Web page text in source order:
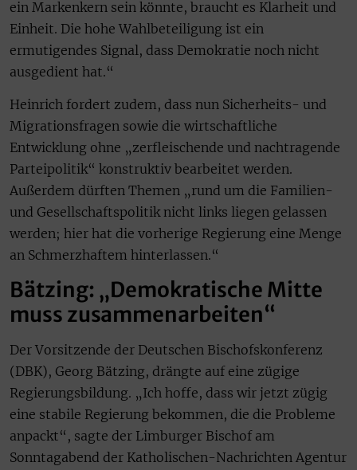
ein Markenkern sein könnte, braucht es Klarheit und
Einheit. Die hohe Wahlbeteiligung ist ein
ermutigendes Signal, dass Demokratie noch nicht
ausgedient hat.“
Heinrich fordert zudem, dass nun Sicherheits- und
Migrationsfragen sowie die wirtschaftliche
Entwicklung ohne „zerfleischende und nachtragende
Parteipolitik“ konstruktiv bearbeitet werden.
Außerdem dürften Themen „rund um die Familien-
und Gesellschaftspolitik nicht links liegen gelassen
werden; hier hat die vorherige Regierung eine Menge
an Schmerzhaftem hinterlassen.“
Bätzing: „Demokratische Mitte
muss zusammenarbeiten“
Der Vorsitzende der Deutschen Bischofskonferenz
(DBK), Georg Bätzing, drängte auf eine zügige
Regierungsbildung. „Ich hoffe, dass wir jetzt zügig
eine stabile Regierung bekommen, die die Probleme
anpackt“, sagte der Limburger Bischof am
Sonntagabend der Katholischen-Nachrichten Agentur